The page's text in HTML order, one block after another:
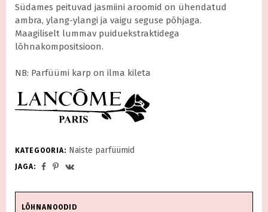
Südames peituvad jasmiini aroomid on ühendatud
ambra, ylang-ylangi ja vaigu seguse põhjaga.
Maagiliselt lummav puiduekstraktidega
lõhnakompositsioon.
NB: Parfüümi karp on ilma kileta
KATEGOORIA: Naiste parfüümid
JAGA:
LÕHNANOODID